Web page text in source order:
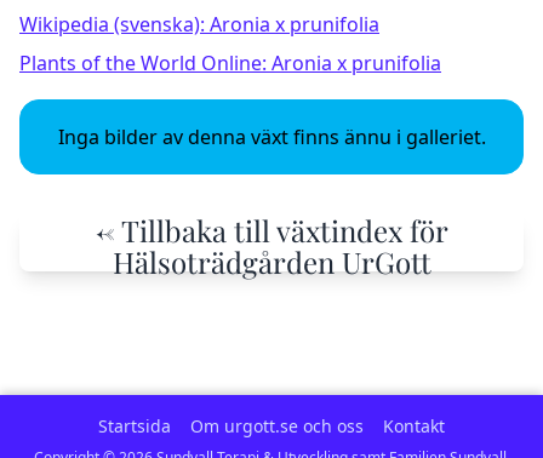
Wikipedia (svenska): Aronia x prunifolia
Plants of the World Online: Aronia x prunifolia
Inga bilder av denna växt finns ännu i galleriet.
← Tillbaka till växtindex för
Hälsoträdgården UrGott
Startsida Om urgott.se och oss Kontakt